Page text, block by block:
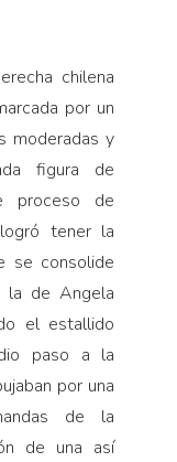
chilena
por un
moderadas y
figura de
proceso de
tener la
se consolide
la de Angela
el estallido
paso a la
por una
de la
de una así